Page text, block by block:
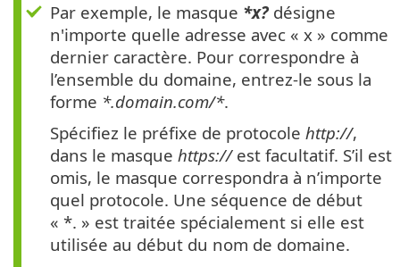
Par exemple, le masque *x? désigne
n'importe quelle adresse avec « x » comme
dernier caractère. Pour correspondre à
l’ensemble du domaine, entrez-le sous la
forme *.domain.com/*.
Spécifiez le préfixe de protocole http://,
dans le masque https://est facultatif. S’il est
omis, le masque correspondra à n’importe
quel protocole. Une séquence de début
« *. » est traitée spécialement si elle est
utilisée au début du nom de domaine.